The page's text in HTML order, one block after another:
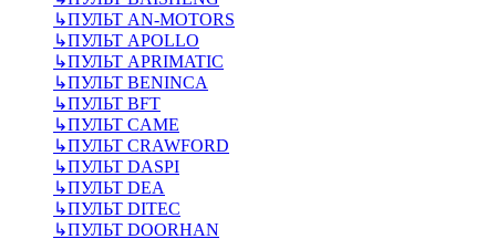
↳ПУЛЬТ AN-MOTORS
↳ПУЛЬТ APOLLO
↳ПУЛЬТ APRIMATIC
↳ПУЛЬТ BENINCA
↳ПУЛЬТ BFT
↳ПУЛЬТ CAME
↳ПУЛЬТ CRAWFORD
↳ПУЛЬТ DASPI
↳ПУЛЬТ DEA
↳ПУЛЬТ DITEC
↳ПУЛЬТ DOORHAN